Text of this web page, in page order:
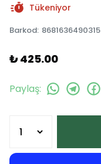
Tükeniyor
Barkod: 8681636490315
₺ 425.00
Paylaş: